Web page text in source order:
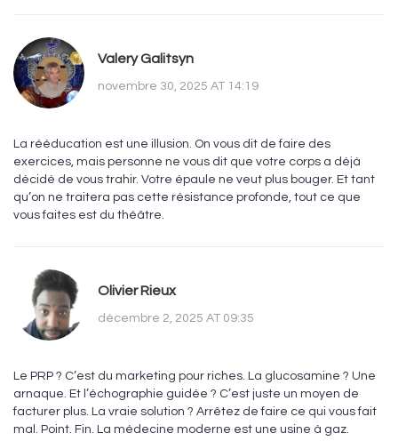
Valery Galitsyn
novembre 30, 2025 AT 14:19
La rééducation est une illusion. On vous dit de faire des
exercices, mais personne ne vous dit que votre corps a déjà
décidé de vous trahir. Votre épaule ne veut plus bouger. Et tant
qu’on ne traitera pas cette résistance profonde, tout ce que
vous faites est du théâtre.
Olivier Rieux
décembre 2, 2025 AT 09:35
Le PRP ? C’est du marketing pour riches. La glucosamine ? Une
arnaque. Et l’échographie guidée ? C’est juste un moyen de
facturer plus. La vraie solution ? Arrêtez de faire ce qui vous fait
mal. Point. Fin. La médecine moderne est une usine à gaz.